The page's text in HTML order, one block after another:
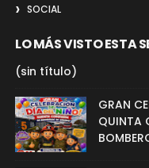
SOCIAL
LO MÁS VISTO ESTA
(sin título)
GRAN
QUINTA